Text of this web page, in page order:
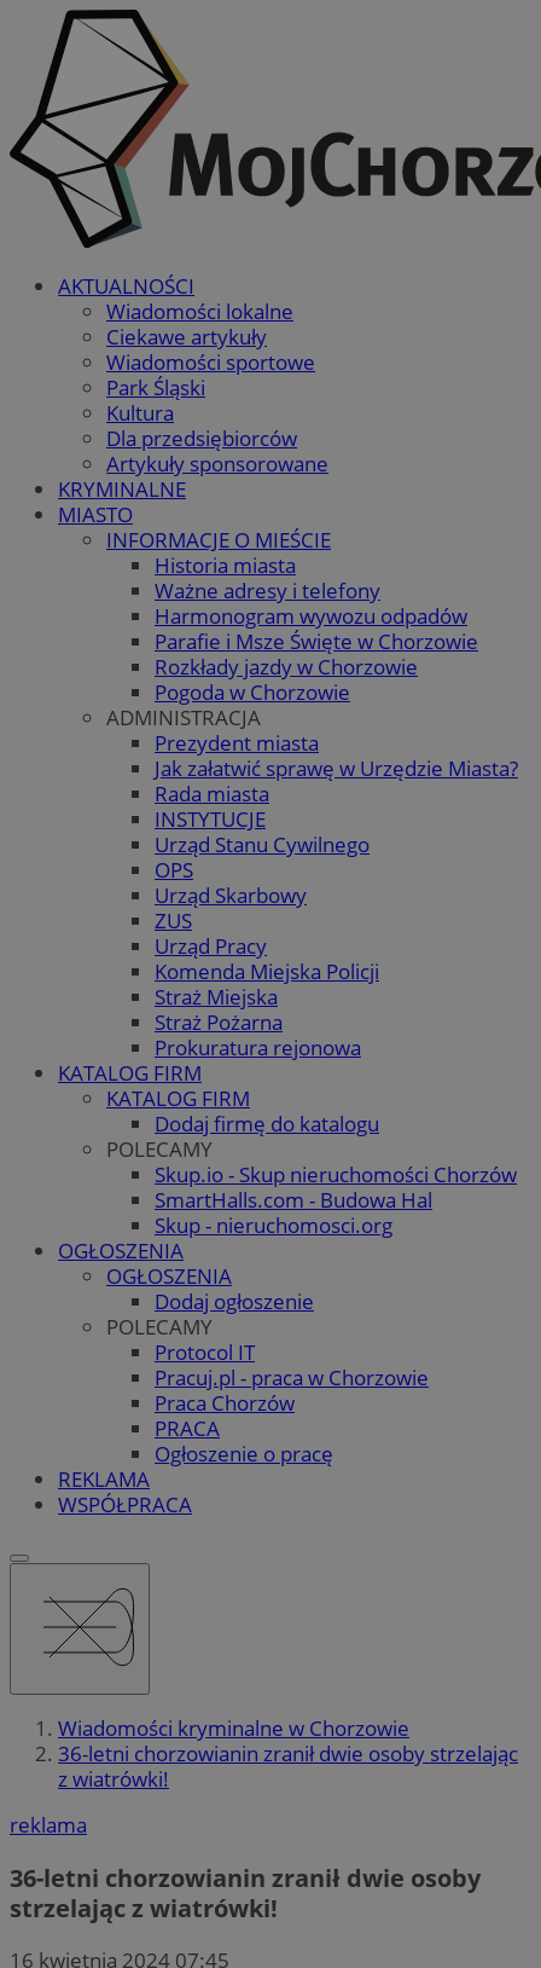
AKTUALNOŚCI
Wiadomości lokalne
Ciekawe artykuły
Wiadomości sportowe
Park Śląski
Kultura
Dla przedsiębiorców
Artykuły sponsorowane
KRYMINALNE
MIASTO
INFORMACJE O MIEŚCIE
Historia miasta
Ważne adresy i telefony
Harmonogram wywozu odpadów
Parafie i Msze Święte w Chorzowie
Rozkłady jazdy w Chorzowie
Pogoda w Chorzowie
ADMINISTRACJA
Prezydent miasta
Jak załatwić sprawę w Urzędzie Miasta?
Rada miasta
INSTYTUCJE
Urząd Stanu Cywilnego
OPS
Urząd Skarbowy
ZUS
Urząd Pracy
Komenda Miejska Policji
Straż Miejska
Straż Pożarna
Prokuratura rejonowa
KATALOG FIRM
KATALOG FIRM
Dodaj firmę do katalogu
POLECAMY
Skup.io - Skup nieruchomości Chorzów
SmartHalls.com - Budowa Hal
Skup - nieruchomosci.org
OGŁOSZENIA
OGŁOSZENIA
Dodaj ogłoszenie
POLECAMY
Protocol IT
Pracuj.pl - praca w Chorzowie
Praca Chorzów
PRACA
Ogłoszenie o pracę
REKLAMA
WSPÓŁPRACA
Wiadomości kryminalne w Chorzowie
36-letni chorzowianin zranił dwie osoby strzelając
z wiatrówki!
reklama
36-letni chorzowianin zranił dwie osoby
strzelając z wiatrówki!
16 kwietnia 2024 07:45